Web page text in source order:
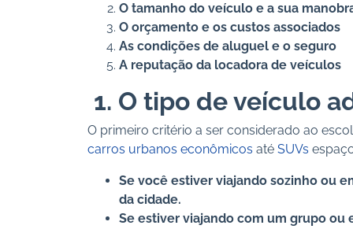
O tamanho do veículo e a sua
O orçamento e os custos associados
As condições de aluguel e o seguro
A reputação da locadora de veículos
1. O tipo de veículo
O primeiro critério a ser considerado ao
carros urbanos econômicos até SUVs
Se você estiver viajando sozinho ou
da cidade.
Se estiver viajando com um grupo ou